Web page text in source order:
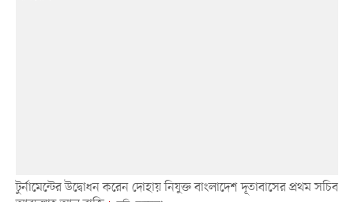
টুর্নামেন্টের উদ্বোধন করেন দোহায় নিযুক্ত বাংলাদেশ দূতাবাসের প্রথম সচিব